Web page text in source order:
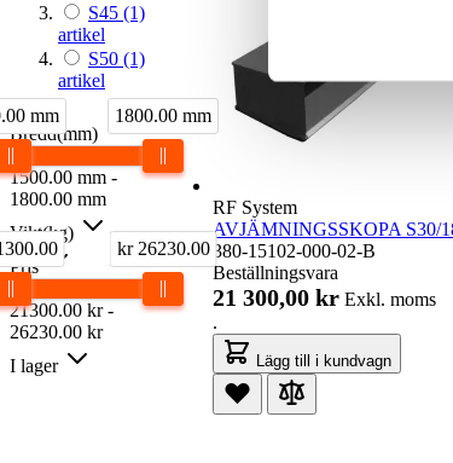
S45 (1)
artikel
S50 (1)
artikel
Bredd(mm)
mm 1800.00 mm
1500.00 mm -
1800.00 mm
Vikt(kg)
Pris
kr 26230.00
21300.00 kr -
26230.00 kr
I lager
RF System
AVJÄMNINGSSKOPA S30/
380-15102-000-02-B
Beställningsvara
21 300,00 kr Exkl. moms
.
Lägg till i kundvagn